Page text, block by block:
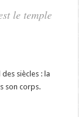
le temple
siècles : la
son corps.